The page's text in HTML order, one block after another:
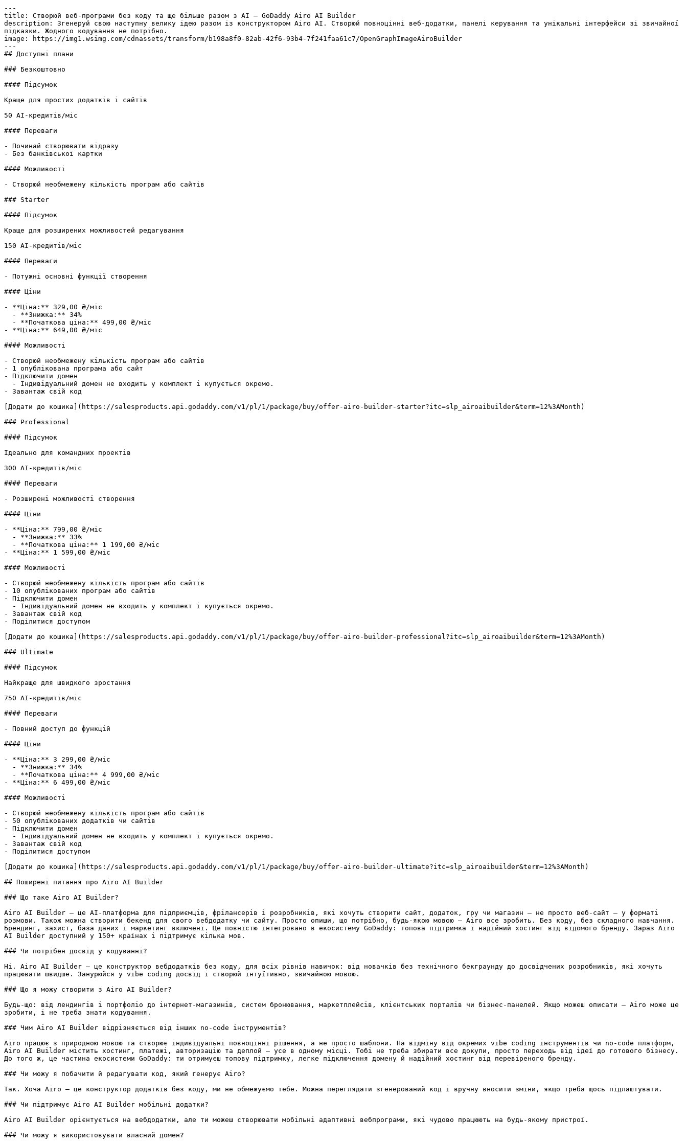
---
title: Створюй веб-програми без коду та ще більше разом з AI — GoDaddy Airo AI Builder
description: Згенеруй свою наступну велику ідею разом із конструктором Airo AI. Створюй повноцінні веб-додатки, панелі керування та унікальні інтерфейси зі звичайної
підказки. Жодного кодування не потрібно.
image: https://img1.wsimg.com/cdnassets/transform/b198a8f0-82ab-42f6-93b4-7f241faa61c7/OpenGraphImageAiroBuilder
---
## Доступні плани
### Безкоштовно
#### Підсумок
Краще для простих додатків і сайтів
50 AI-кредитів/міс
#### Переваги
- Починай створювати відразу
- Без банківської картки
#### Можливості
- Створюй необмежену кількість програм або сайтів
### Starter
#### Підсумок
Краще для розширених можливостей редагування
150 AI-кредитів/міс
#### Переваги
- Потужні основні функції створення
#### Ціни
- **Ціна:** 329,00 ₴/міс
- **Ціна:** 649,00 ₴/міс
#### Можливості
- Створюй необмежену кількість програм або сайтів
- 1 опублікована програма або сайт
- Підключити домен
- Завантаж свій код
[Додати до кошика](https://salesproducts.api.godaddy.com/v1/pl/1/package/buy/offer-airo-builder-starter?itc=slp_airoaibuilder&term=12%3AMonth)
### Professional
#### Підсумок
Ідеально для командних проектів
300 AI-кредитів/міс
#### Переваги
- Розширені можливості створення
#### Ціни
- **Ціна:** 799,00 ₴/міс
- **Ціна:** 1 599,00 ₴/міс
#### Можливості
- Створюй необмежену кількість програм або сайтів
- 10 опублікованих програм або сайтів
- Підключити домен
- Завантаж свій код
- Поділитися доступом
[Додати до кошика](https://salesproducts.api.godaddy.com/v1/pl/1/package/buy/offer-airo-builder-professional?itc=slp_airoaibuilder&term=12%3AMonth)
### Ultimate
#### Підсумок
Найкраще для швидкого зростання
750 AI-кредитів/міс
#### Переваги
- Повний доступ до функцій
#### Ціни
- **Ціна:** 3 299,00 ₴/міс
- **Ціна:** 6 499,00 ₴/міс
#### Можливості
- Створюй необмежену кількість програм або сайтів
- 50 опублікованих додатків чи сайтів
- Підключити домен
- Завантаж свій код
- Поділитися доступом
[Додати до кошика](https://salesproducts.api.godaddy.com/v1/pl/1/package/buy/offer-airo-builder-ultimate?itc=slp_airoaibuilder&term=12%3AMonth)
## Поширені питання про Airo AI Builder
### Що таке Airo AI Builder?
Airo AI Builder — це AI-платформа для підприємців, фрілансерів і розробників, які хочуть створити сайт, додаток, гру чи магазин — не просто веб-сайт — у форматі
розмови. Також можна створити бекенд для свого вебдодатку чи сайту. Просто опиши, що потрібно, будь-якою мовою — Airo все зробить. Без коду, без складного навчання.
Брендинг, захист, база даних і маркетинг включені. Це повністю інтегровано в екосистему GoDaddy: топова підтримка і надійний хостинг від відомого бренду. Зараз Airo
AI Builder доступний у 150+ країнах і підтримує кілька мов.
### Чи потрібен досвід у кодуванні?
Ні. Airo AI Builder — це конструктор вебдодатків без коду, для всіх рівнів навичок: від новачків без технічного бекграунду до досвідчених розробників, які хочуть
працювати швидше. Занурюйся у vibe coding досвід і створюй інтуїтивно, звичайною мовою.
### Що я можу створити з Airo AI Builder?
Будь-що: від лендингів і портфоліо до інтернет-магазинів, систем бронювання, маркетплейсів, клієнтських порталів чи бізнес-панелей. Якщо можеш описати — Airo може це
зробити, і не треба знати кодування.
### Чим Airo AI Builder відрізняється від інших no-code інструментів?
Airo працює з природною мовою та створює індивідуальні повноцінні рішення, а не просто шаблони. На відміну від окремих vibe coding інструментів чи no-code платформ,
Airo AI Builder містить хостинг, платежі, авторизацію та деплой — усе в одному місці. Тобі не треба збирати все докупи, просто переходь від ідеї до готового бізнесу.
До того ж, це частина екосистеми GoDaddy: ти отримуєш топову підтримку, легке підключення домену й надійний хостинг від перевіреного бренду.
### Чи можу я побачити й редагувати код, який генерує Airo?
Так. Хоча Airo — це конструктор додатків без коду, ми не обмежуємо тебе. Можна переглядати згенерований код і вручну вносити зміни, якщо треба щось підлаштувати.
### Чи підтримує Airo AI Builder мобільні додатки?
Airo AI Builder орієнтується на вебдодатки, але ти можеш створювати мобільні адаптивні вебпрограми, які чудово працюють на будь-якому пристрої.
### Чи можу я використовувати власний домен?